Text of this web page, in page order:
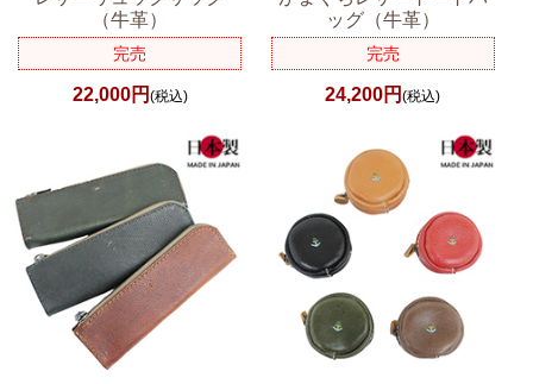
（牛革）
完売
22,000円 (税込)
ッグ（牛革）
完売
24,200円(税込)